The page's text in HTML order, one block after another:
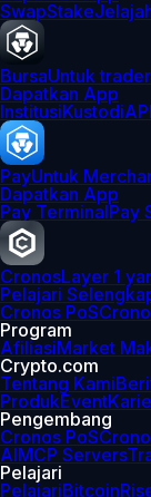
SwapStake
BursaUntuk
Dapatkan App
InstitusiKustodi
PayUntuk
Dapatkan App
Pay TerminalPay
CronosLayer 1
Pelajari
Cronos PoS
Program
AfiliasiMarket
Crypto.com
Tentang Kami
ProdukEvent
Pengembang
Cronos PoS
AIMCP Servers
Pelajari
PelajariBitcoin